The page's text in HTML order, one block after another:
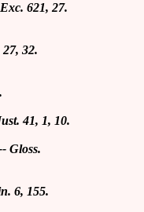
621, 27.
32.
41, 1, 10.
Gloss.
6, 155.